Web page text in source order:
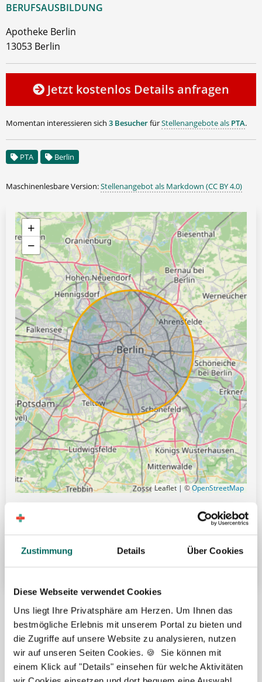
Zustimmung Details Über Cookies
Diese Webseite verwendet Cookies
Uns liegt Ihre Privatsphäre am Herzen. Um Ihnen das
bestmögliche Erlebnis mit unserem Portal zu bieten und
die Zugriffe auf unsere Website zu analysieren, nutzen
wir auf unseren Seiten Cookies. 🍪 Sie können mit
einem Klick auf "Details" einsehen für welche Aktivitäten
BERUFSAUSBILDUNG
Apotheke Berlin
13053 Berlin
Jetzt kostenlos Details anfragen
Momentan interessieren sich 3 BesucherfürStellenangebote als PTA.
PTA Berlin
Maschinenlesbare Version:Stellenangebot als Markdown (CC BY 4.0)
+
−
Leaflet | ©OpenStreetMap
Gute Erreichbarkeit mit öffentlichen Verkehrsmitteln
Hier finden Sie aktuelle Stellenangebote in Ihrer
Wunschregion:
Aachen |Augsburg Bautzen | Berlin Bielefeld | Düsseldorf|
Freiburg
|Hamburg|Heidelberg | Ingolstadt Karlsruhe |Kassel
Konstanz
|Lübeck Mönchengladbach| München Nürnberg |